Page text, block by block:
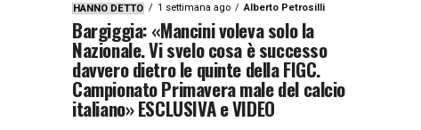
HANNO DETTO 1 settimana ago Alberto Petrosilli
Bargiggia: «Mancini voleva solo la
Nazionale. Vi svelo cosa è successo
davvero dietro le quinte della FIGC.
Campionato Primavera male del calcio
italiano» ESCLUSIVA e VIDEO